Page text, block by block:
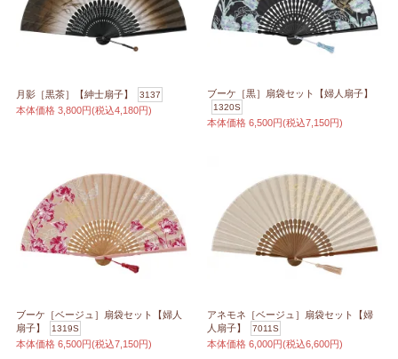
月影［黒茶］【紳士扇子】 3137
本体価格 3,800円(税込4,180円)
ブーケ［黒］扇袋セット【婦人扇子】
1320S
本体価格 6,500円(税込7,150円)
ブーケ［ベージュ］扇袋セット【婦人
扇子】
1319S
本体価格 6,500円(税込7,150円)
アネモネ［ベージュ］扇袋セット【婦
人扇子】
7011S
本体価格 6,000円(税込6,600円)